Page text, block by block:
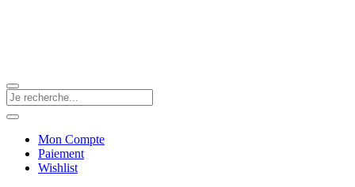
Mon Compte
Paiement
Wishlist